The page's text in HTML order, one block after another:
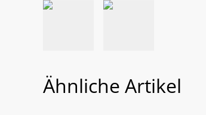
Ähnliche Artikel